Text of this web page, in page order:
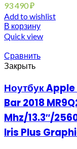
93 490₽
Add to wishlist
В корзину
Quick view
Сравнить
Закрыть
Ноутбук
Bar 2018
Mhz/13.3″/
Iris Plus